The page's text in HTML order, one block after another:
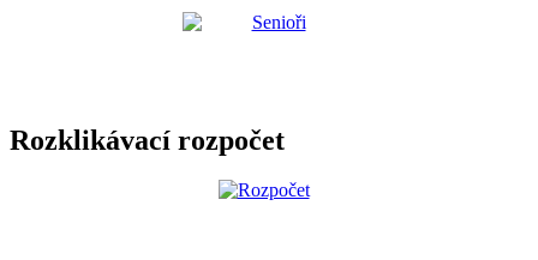
Rozklikávací rozpočet